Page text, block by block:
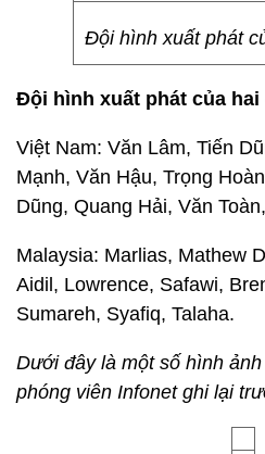
Đội hình xuất phát
Đội hình xuất phát của hai
Việt Nam: Văn Lâm, Tiến
Mạnh, Văn Hậu, Trọng
Dũng, Quang Hải, Văn
Malaysia: Marlias, Mathew
Aidil, Lowrence, Safawi,
Sumareh, Syafiq, Talaha.
Dưới đây là một số hình
phóng viên Infonet ghi lại